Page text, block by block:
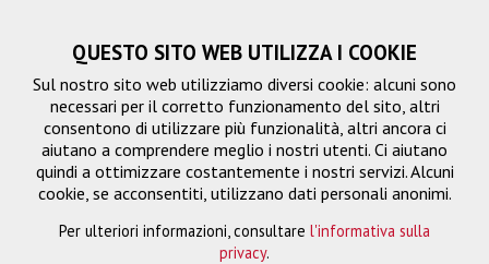
QUESTO SITO WEB UTILIZZA I COOKIE
Sul nostro sito web utilizziamo diversi cookie: alcuni sono
necessari per il corretto funzionamento del sito, altri
consentono di utilizzare più funzionalità, altri ancora ci
aiutano a comprendere meglio i nostri utenti. Ci aiutano
quindi a ottimizzare costantemente i nostri servizi. Alcuni
cookie, se acconsentiti, utilizzano dati personali anonimi.
Per ulteriori informazioni, consultare l'informativa sulla
privacy.